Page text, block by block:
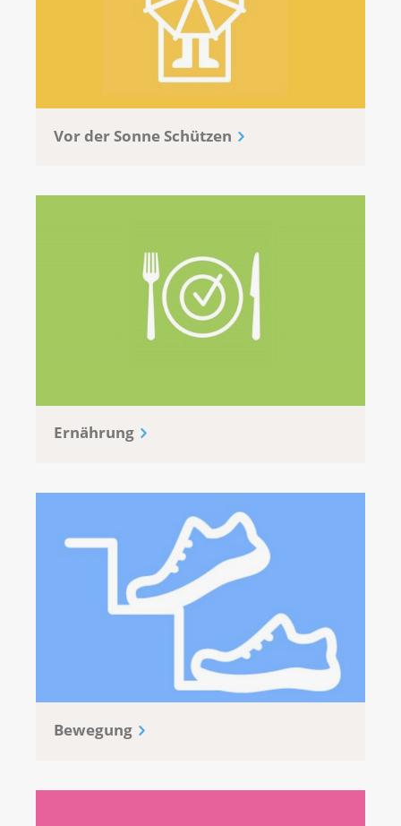
Vermeiden von Risikofaktoren kann das Risiko
erheblich gesenkt werden.
Präventionsseite Kresbliga Schweiz
Europäischer Kodex zur Krebsbekämpfung (WHO)
Vor der Sonne Schützen
Ernährung
Bewegung